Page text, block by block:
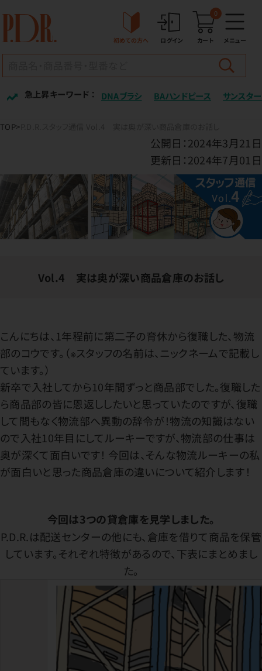
初めての方へ ログイン カート
0
メニュー
急上昇キーワード ： DNAブラシ BAハンドピース サンスター
TOP
公開日：2024年3月21日
更新日：2024年7月01日
Vol.4 実は奥が深い商品倉庫のお話し
こんにちは、1年程前に第二子の育休から復職した、物流
部のコウです。（※スタッフの名前は、ニックネームで記載し
ています。）
新卒で入社してから10年間ずっと商品部でした。復職した
ら商品部の皆に恩返ししたいと思っていたのですが、復職
して間もなく物流部へ異動の辞令が！物流の知識はない
ので入社10年目にしてルーキーですが、物流部の仕事は
奥が深くて面白いです！ 今回は、そんな物流ルーキーの私
が面白いと思った商品倉庫の違いについて紹介します！
今回は3つの貸倉庫を見学しました。
P.D.R.は配送センターの他にも、倉庫を借りて商品を保管
しています。それぞれ特徴があるので、下表にまとめまし
た。